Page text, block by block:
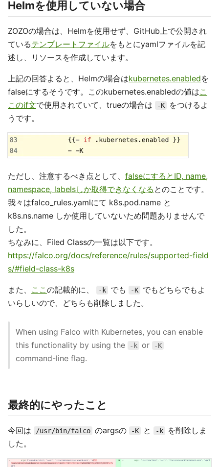
Helmを使用していない場合
ZOZOの場合は、Helmを使用せず、GitHub上で公開され
ているテンプレートファイルをもとにyamlファイルを記
述し、リソースを作成しています。
上記の回答よると、Helmの場合はkubernetes.enabledを
falseにするそうです。このkubernetes.enabledの値はこ
このif文で使用されていて、trueの場合は -K
をつけるよ
うです。
ただし、注意するべき点として、 falseにするとID, name,
namespace, labelsしか取得できなくなる とのことです。
我々はfalco_rules.yamlにて k8s.pod.name と
k8s.ns.name しか使用していないため問題ありませんで
した。
ちなみに、Filed Classの一覧は以下です。
https://falco.org/docs/reference/rules/supported-field
s/#field-class-k8s
また、 ここ の記載的に、 -k でも -K
でもどちらでもよ
いらしいので、どちらも削除しました。
When using Falco with Kubernetes, you can enable
this functionality by using the
-k or -K
command-line flag.
最終的にやったこと
今回は /usr/bin/falco のargsの -K と -k
を削除しま
した。